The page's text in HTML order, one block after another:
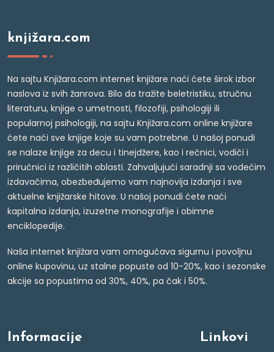
knjižara.com
Na sajtu Knjižara.com internet knjižare naći ćete širok izbor
naslova iz svih žanrova. Bilo da tražite beletristiku, stručnu
literaturu, knjige o umetnosti, filozofiji, psihologiji ili
popularnoj psihologiji, na sajtu Knjižara.com online knjižare
ćete naći sve knjige koje su vam potrebne. U našoj ponudi
se nalaze knjige za decu i tinejdžere, kao i rečnici, vodiči i
priručnici iz različitih oblasti. Zahvaljujući saradnji sa vodećim
izdavačima, obezbeđujemo vam najnovija izdanja i sve
aktuelne knjižarske hitove. U našoj ponudi ćete naći
kapitalna izdanja, izuzetne monografije i obimne
enciklopedije.
Naša internet knjižara vam omogućava sigurnu i povoljnu
online kupovinu, uz stalne popuste od 10-20%, kao i sezonske
akcije sa popustima od 30%, 40%, pa čak i 50%.
Informacije Linkovi